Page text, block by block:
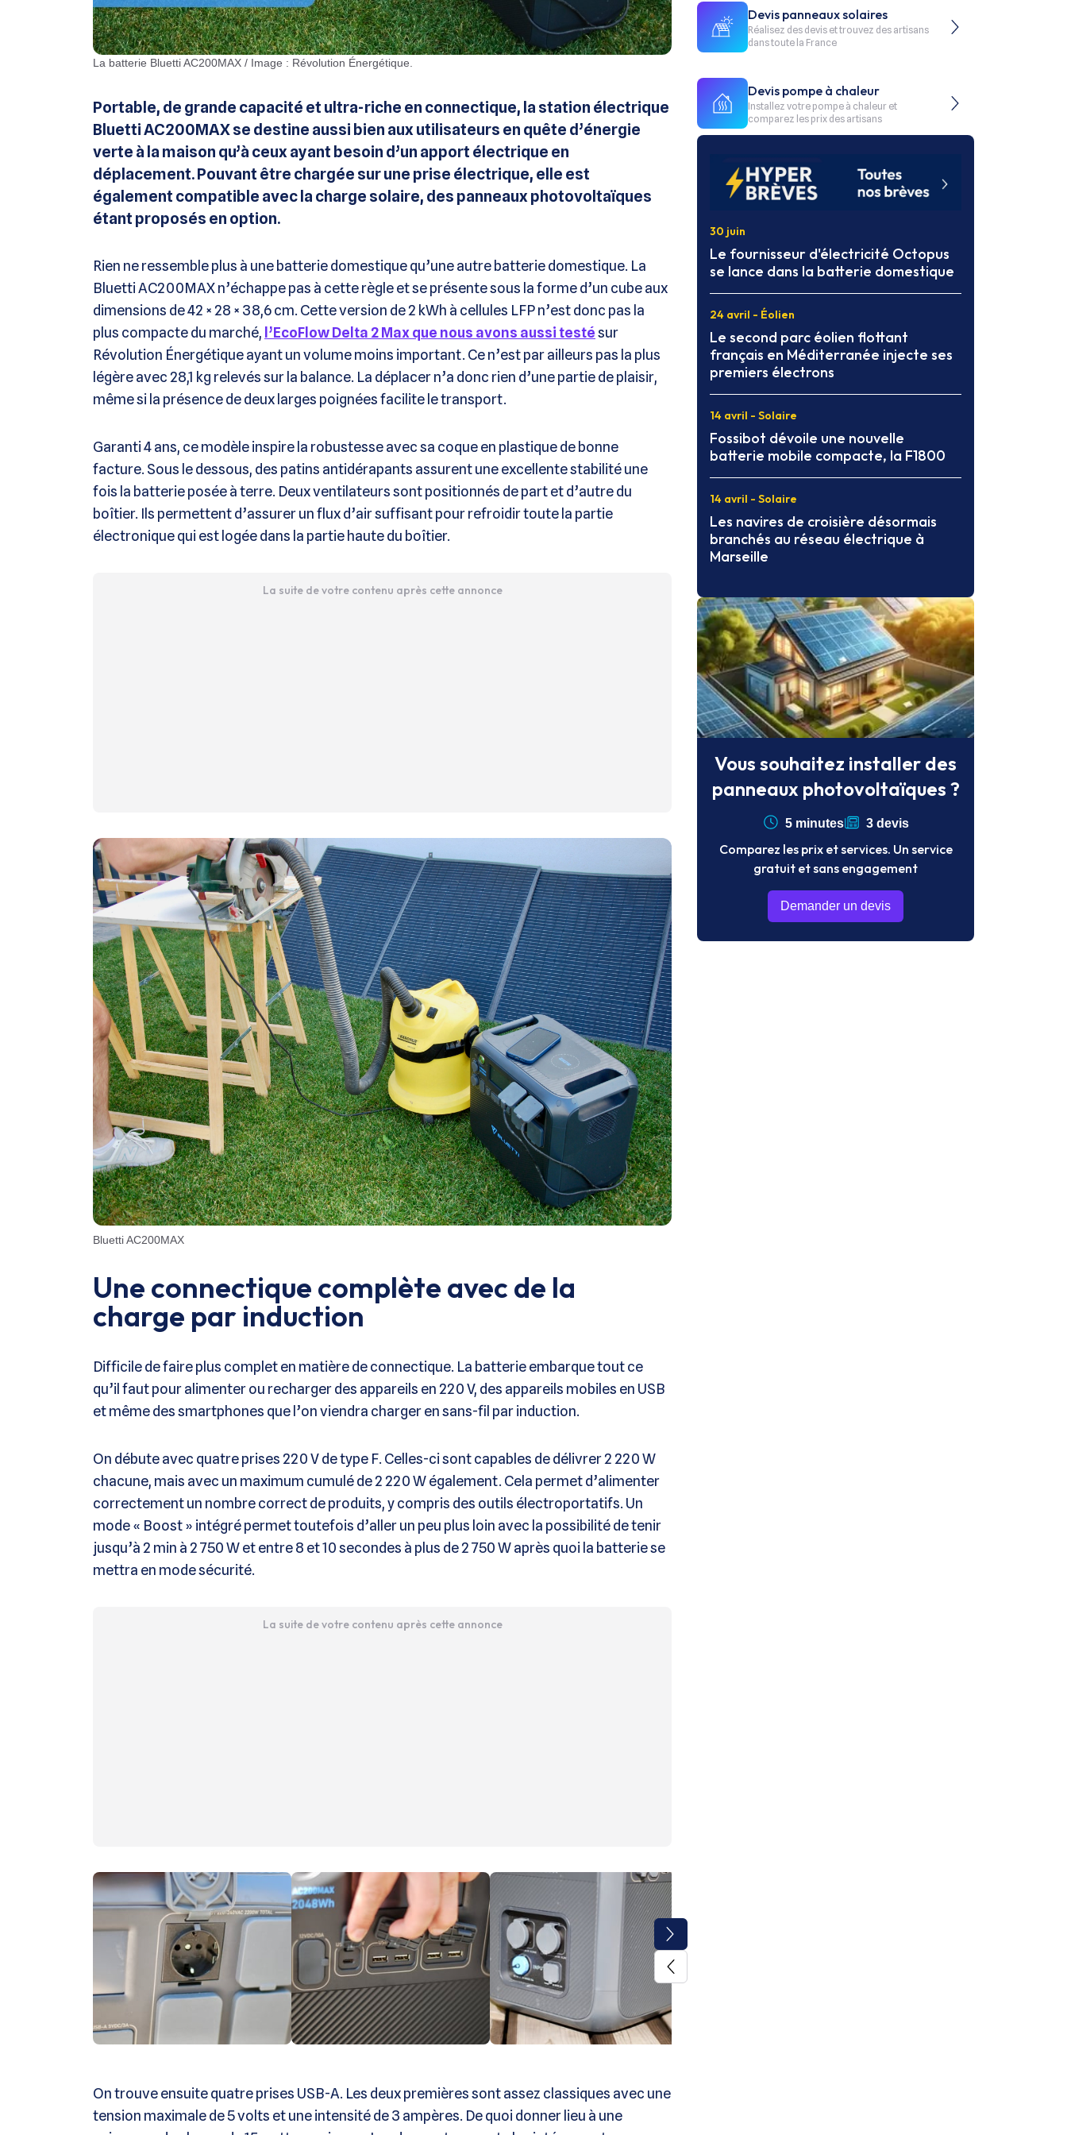
La batterie Bluetti AC200MAX / Image : Révolution Énergétique.
Portable, de grande capacité et ultra-riche en connectique, la station électrique
Bluetti AC200MAX se destine aussi bien aux utilisateurs en quête d’énergie
verte à la maison qu’à ceux ayant besoin d’un apport électrique en
déplacement. Pouvant être chargée sur une prise électrique, elle est
également compatible avec la charge solaire, des panneaux photovoltaïques
étant proposés en option.
Rien ne ressemble plus à une batterie domestique qu’une autre batterie domestique. La
Bluetti AC200MAX n’échappe pas à cette règle et se présente sous la forme d’un cube aux
dimensions de 42 × 28 × 38,6 cm. Cette version de 2 kWh à cellules LFP n’est donc pas la
plus compacte du marché, l’EcoFlow Delta 2 Max que nous avons aussi testésur
Révolution Énergétique ayant un volume moins important. Ce n’est par ailleurs pas la plus
légère avec 28,1 kg relevés sur la balance. La déplacer n’a donc rien d’une partie de plaisir,
même si la présence de deux larges poignées facilite le transport.
Garanti 4 ans, ce modèle inspire la robustesse avec sa coque en plastique de bonne
facture. Sous le dessous, des patins antidérapants assurent une excellente stabilité une
fois la batterie posée à terre. Deux ventilateurs sont positionnés de part et d’autre du
boîtier. Ils permettent d’assurer un flux d’air suffisant pour refroidir toute la partie
électronique qui est logée dans la partie haute du boîtier.
La suite de votre contenu après cette annonce
Bluetti AC200MAX
Une connectique complète avec de la
charge par induction
Difficile de faire plus complet en matière de connectique. La batterie embarque tout ce
qu’il faut pour alimenter ou recharger des appareils en 220 V, des appareils mobiles en USB
et même des smartphones que l’on viendra charger en sans-fil par induction.
On débute avec quatre prises 220 V de type F. Celles-ci sont capables de délivrer 2 220 W
chacune, mais avec un maximum cumulé de 2 220 W également. Cela permet d’alimenter
correctement un nombre correct de produits, y compris des outils électroportatifs. Un
mode « Boost » intégré permet toutefois d’aller un peu plus loin avec la possibilité de tenir
jusqu’à 2 min à 2 750 W et entre 8 et 10 secondes à plus de 2 750 W après quoi la batterie se
mettra en mode sécurité.
La suite de votre contenu après cette annonce
On trouve ensuite quatre prises USB-A. Les deux premières sont assez classiques avec une
tension maximale de 5 volts et une intensité de 3 ampères. De quoi donner lieu à une
Devis panneaux solaires
Réalisez des devis et trouvez des artisans
dans toute la France
Devis pompe à chaleur
Installez votre pompe à chaleur et
comparez les prix des artisans
30 juin
Le fournisseur d'électricité Octopus
se lance dans la batterie domestique
24 avril - Éolien
Le second parc éolien flottant
français en Méditerranée injecte ses
premiers électrons
14 avril - Solaire
Fossibot dévoile une nouvelle
batterie mobile compacte, la F1800
14 avril - Solaire
Les navires de croisière désormais
branchés au réseau électrique à
Marseille
Vous souhaitez installer des
panneaux photovoltaïques ?
5 minutes 3 devis
Comparez les prix et services. Un service
gratuit et sans engagement
Demander un devis